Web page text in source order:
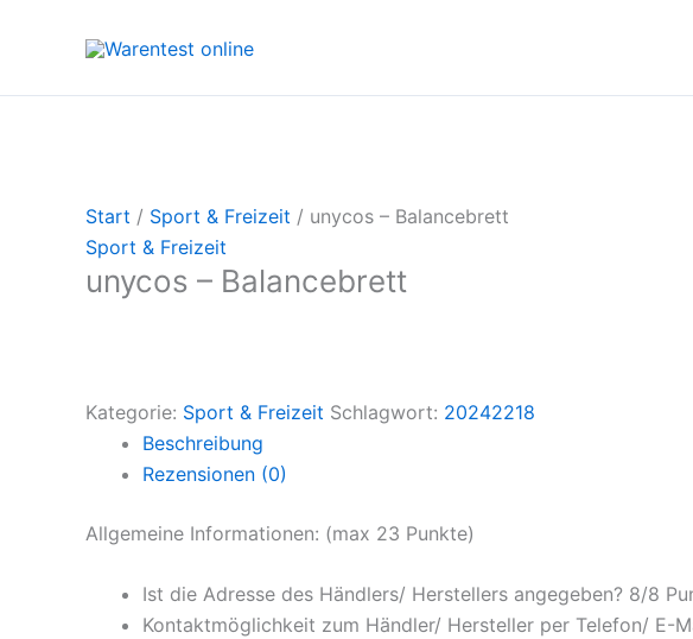
Start / Sport & Freizeit / unycos – Balancebrett
Sport & Freizeit
unycos – Balancebrett
Kategorie: Sport & Freizeit Schlagwort: 20242218
Beschreibung
Rezensionen (0)
Allgemeine Informationen: (max 23 Punkte)
Ist die Adresse des Händlers/ Herstellers angegeben? 8/8
Kontaktmöglichkeit zum Händler/ Hersteller per Telefon/ E-